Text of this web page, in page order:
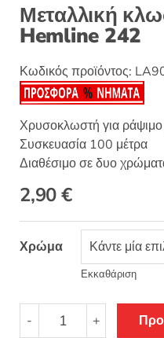
Μεταλλική
Hemline 242
Κωδικός προϊόντος:
Χρυσοκλωστή για
Συσκευασία 100 μέτρα
Διαθέσιμο σε δυο
2,90€
Χρώμα
Εκκαθάριση
-
Μεταλλική
κλωστή
+